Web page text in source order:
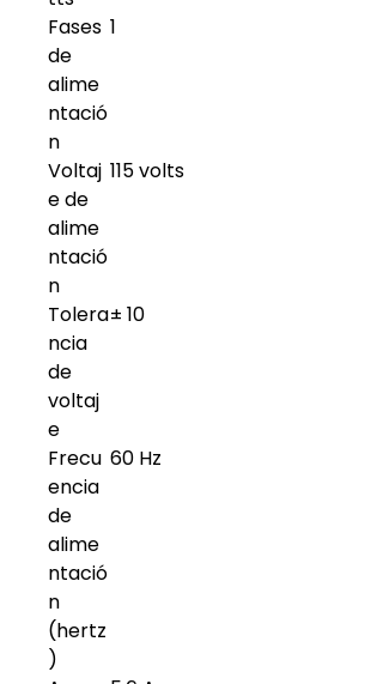
Fases
de
alime
ntació
n
1
Voltaj
e de
alime
ntació
n
115 volts
Tolera
ncia
de
voltaj
e
± 10
Frecu
encia
de
alime
ntació
n
(hertz
)
60 Hz